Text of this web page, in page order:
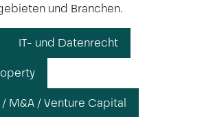
und Branchen.
IT- und Datenrecht
M&A / Venture Capital